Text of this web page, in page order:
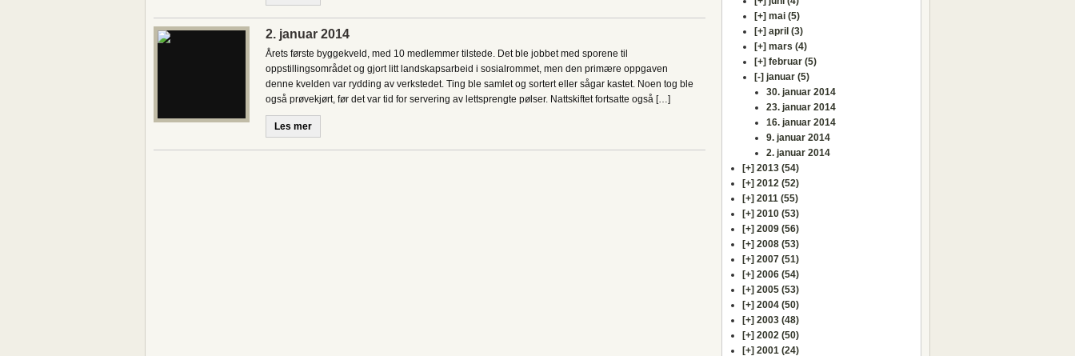
2. januar 2014
Årets første byggekveld, med 10 medlemmer tilstede. Det ble jobbet med sporene til
oppstillingsområdet og gjort litt landskapsarbeid i sosialrommet, men den primære oppgaven
denne kvelden var rydding av verkstedet. Ting ble samlet og sortert eller sågar kastet. Noen tog ble
også prøvekjørt, før det var tid for servering av lettsprengte pølser. Nattskiftet fortsatte også […]
Les mer
[+] mai (5)
[+] april (3)
[+] mars (4)
[+] februar (5)
[-] januar (5)
30. januar 2014
23. januar 2014
16. januar 2014
9. januar 2014
2. januar 2014
[+] 2013 (54)
[+] 2012 (52)
[+] 2011 (55)
[+] 2010 (53)
[+] 2009 (56)
[+] 2008 (53)
[+] 2007 (51)
[+] 2006 (54)
[+] 2005 (53)
[+] 2004 (50)
[+] 2003 (48)
[+] 2002 (50)
[+] 2001 (24)